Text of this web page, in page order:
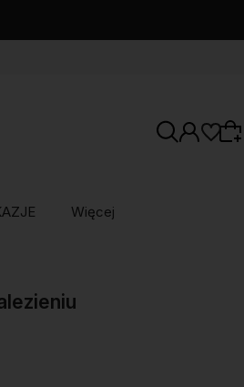
się, aby przywrócić dodane
listy z poprzedniej sesji.
Więcej